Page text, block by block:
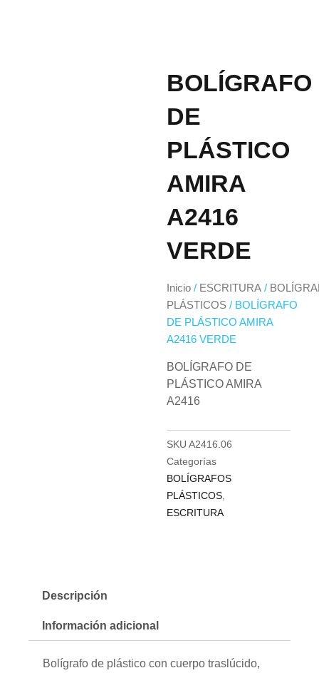
BOLÍGRAFO
DE
PLÁSTICO
AMIRA
A2416
VERDE
Inicio / ESCRITURA /
PLÁSTICOS / BOLÍGRAFO
DE PLÁSTICO AMIRA
A2416 VERDE
BOLÍGRAFO DE
PLÁSTICO AMIRA
A2416
SKU A2416.06
Categorías
BOLÍGRAFOS
PLÁSTICOS
ESCRITURA
Descripción
Información adicional
Bolígrafo de plástico con cuerpo traslúcido,